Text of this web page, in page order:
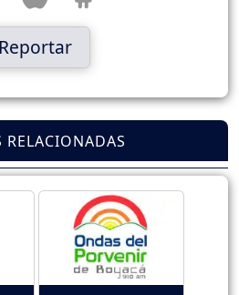
Reportar
RELACIONADAS